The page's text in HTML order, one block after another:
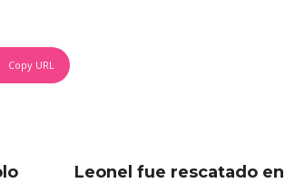
Copy URL
Leonel fue rescatado